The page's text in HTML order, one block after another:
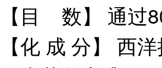
【目 数】 通过
【化 成 分】 西